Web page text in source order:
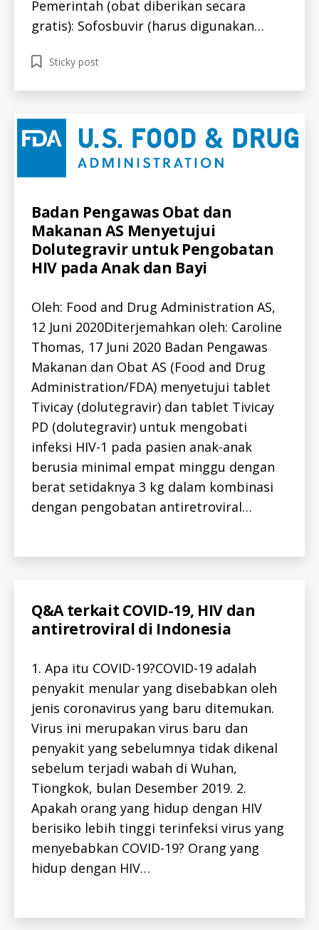
Pemerintah (obat diberikan secara
gratis): Sofosbuvir (harus digunakan…
Tags
p
ti
s
,
i
o
e
s
i
a
Sticky post
Categories
A
L
L
-
D
H
-
D
N
E
W
S
-
D
Badan Pengawas Obat dan
Makanan AS Menyetujui
Dolutegravir untuk Pengobatan
HIV pada Anak dan Bayi
Oleh: Food and Drug Administration AS,
12 Juni 2020Diterjemahkan oleh: Caroline
Thomas, 17 Juni 2020 Badan Pengawas
Makanan dan Obat AS (Food and Drug
Administration/FDA) menyetujui tablet
Tivicay (dolutegravir) dan tablet Tivicay
PD (dolutegravir) untuk mengobati
infeksi HIV-1 pada pasien anak-anak
berusia minimal empat minggu dengan
berat setidaknya 3 kg dalam kombinasi
dengan pengobatan antiretroviral…
f
d
a
h
,
a
t
Categories
A
L
L
-
C
O
V
I
D
-
9
-
I
D
H
E
P
C
I
H
I
Q&A terkait COVID-19, HIV dan
antiretroviral di Indonesia
1. Apa itu COVID-19?COVID-19 adalah
penyakit menular yang disebabkan oleh
jenis coronavirus yang baru ditemukan.
Virus ini merupakan virus baru dan
penyakit yang sebelumnya tidak dikenal
sebelum terjadi wabah di Wuhan,
Tiongkok, bulan Desember 2019. 2.
Apakah orang yang hidup dengan HIV
berisiko lebih tinggi terinfeksi virus yang
menyebabkan COVID-19? Orang yang
hidup dengan HIV…
C
v
-